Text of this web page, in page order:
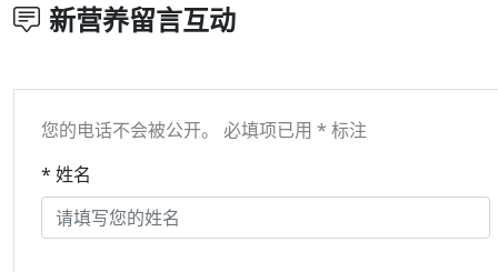
新营养留言互动
您的电话不会被公开。 必填项已用 * 标注
* 姓名